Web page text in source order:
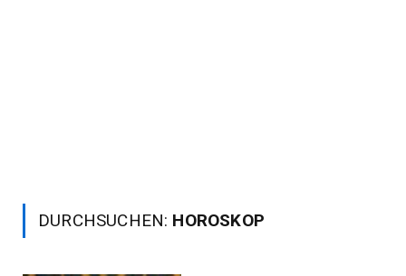
DURCHSUCHEN: HOROSKOP